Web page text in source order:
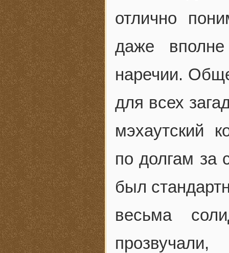
отлично
даже
наречии.
для всех
мэхаутский
по долгам за
был
весьма